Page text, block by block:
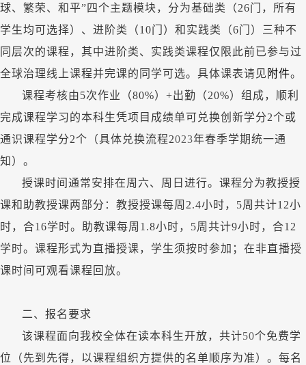
球、繁荣、和平”四个主题模块，分为基础类（26门，所有
学生均可选择）、进阶类（10门）和实践类（6门）三种不
同层次的课程，其中进阶类、实践类课程仅限此前已参与过
全球治理线上课程并完课的同学可选。具体课表请见 附件。
课程考核由5次作业（80%）+出勤（20%）组成，顺利
完成课程学习的本科生凭项目成绩单可兑换创新学分2个或
通识课程学分2个（具体兑换流程2023年春季学期统一通
知）。
授课时间通常安排在周六、周日进行。课程分为教授授
课和助教授课两部分：教授授课每周 2.4小时，5周共计12小
时，合16学时。助教课每周1.8小时，5周共计9小时，合12
学时。课程形式为直播授课，学生须按时参加；在非直播授
课时间可观看课程回放。
二、报名要求
该课程面向我校全体在读本科生开放，共计50个免费学
位（先到先得，以课程组织方提供的名单顺序为准）。每名